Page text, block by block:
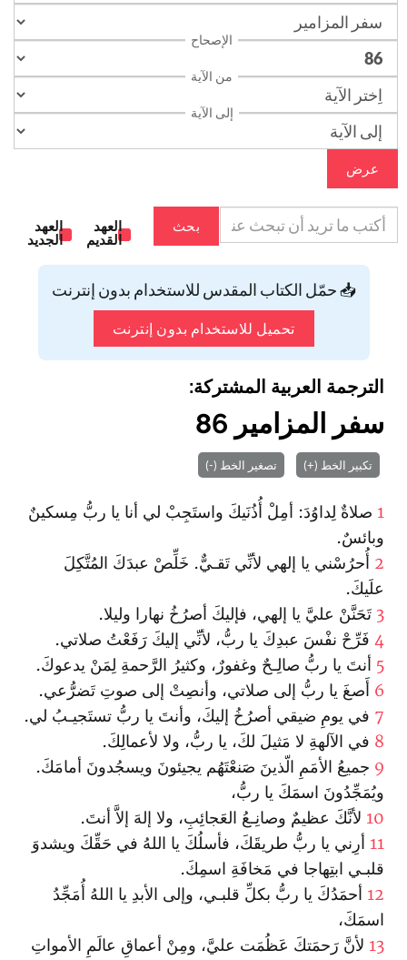
الإصحاح
من الآية
إلى الآية
عرض
بحث
العهد
القديم
العهد
الجديد
📥 حمّل الكتاب المقدس للاستخدام بدون إنترنت
تحميل للاستخدام بدون إنترنت
الترجمة العربية المشتركة:
سفر المزامير 86
تكبير الخط (+) تصغير الخط (-)
1 صلاةٌ لِداوُدَ: أمِلْ أُذُنَيكَ وا‏ستَجِبْ لي أنا يا ربُّ مِسكينٌ
وبائسٌ.
2 أُحرُسْني يا إلهي لأنِّي تَقـيٌّ. خَلِّصْ عبدَكَ المُتَّكِلَ
علَيكَ.
3 تَحَنَّنْ عليَّ يا إلهي، فإليكَ أصرُخُ نهارا وليلا.
4 فَرِّحْ نفْسَ عبدِكَ يا ربُّ، لأنِّي إليكَ رَفَعْتُ صلاتي.
5 أنتَ يا ربُّ صالِـحٌ وغفورٌ، وكثيرُ الرَّحمةِ لِمَنْ يدعوكَ.
6 أَصغَ يا ربُّ إلى صلاتي، وأنصِتْ إلى صوتِ تَضرُّعي.
7 في يومِ ضيقي أصرُخُ إليكَ، وأنتَ يا ربُّ تستَجيـبُ لي.
8 في الآلهةِ لا مَثيلَ لكَ، يا ربُّ، ولا لأعمالِكَ.
9 جميعُ الأمَمِ الّذينَ صَنعْتَهُم يجيئونَ ويسجُدونَ أمامَكَ.
ويُمَجِّدُونَ ا‏سمَكَ يا ربُّ‌،
10 لأنَّكَ عظيمٌ وصانِـعُ العَجائِبِ، ولا إلهَ إلاَّ أنتَ.
11 أرِني يا ربُّ طريقَكَ، فأسلُكَ يا اللهُ في حَقِّكَ ويشدوَ
قلبـي ا‏بتِهاجا في مَخافَةِ ا‏سمِكَ.
12 أحمَدُكَ يا ربُّ بكلِّ قلبـي، وإلى الأبدِ يا اللهُ أُمَجِّدُ
ا‏سمَكَ،
13 لأنَّ رَحمَتكَ عَظُمَت عليَّ، ومِنْ أعماقِ عالَمِ الأمواتِ